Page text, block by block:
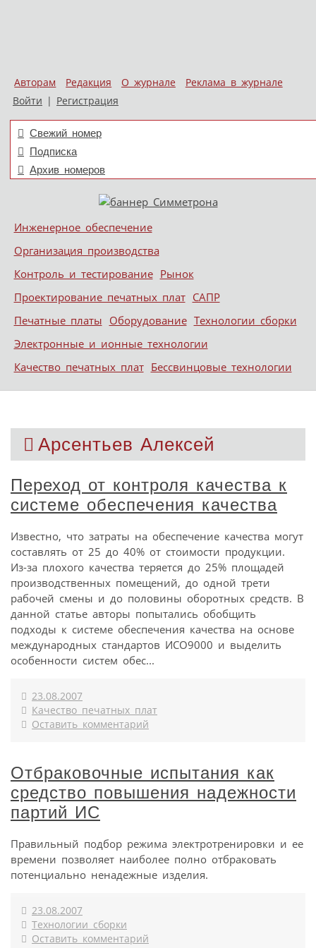
Авторам Редакция О журнале
Реклама в журнале
Войти | Регистрация
Свежий номер
Подписка
Архив номеров
Меню
Skip to content
Инженерное обеспечение
Организация производства
Контроль и тестирование Рынок
Проектирование печатных плат САПР
Печатные платы Оборудование Технологии сборки
Электронные и ионные технологии
Качество печатных плат Бессвинцовые технологии
Арсентьев Алексей
Переход от контроля качества к
системе обеспечения качества
Известно, что затраты на обеспечение качества могут
составлять от 25 до 40% от стоимости продукции.
Из-за плохого качества теряется до 25% площадей
производственных помещений, до одной трети
рабочей смены и до половины оборотных средств. В
данной статье авторы попытались обобщить
подходы к системе обеспечения качества на основе
международных стандартов ИСО9000 и выделить
особенности систем обес...
23.08.2007
Качество печатных плат
Оставить комментарий
Отбраковочные испытания как
средство повышения надежности
партий ИС
Правильный подбор режима электротренировки и ее
времени позволяет наиболее полно отбраковать
потенциально ненадежные изделия.
23.08.2007
Технологии сборки
Оставить комментарий